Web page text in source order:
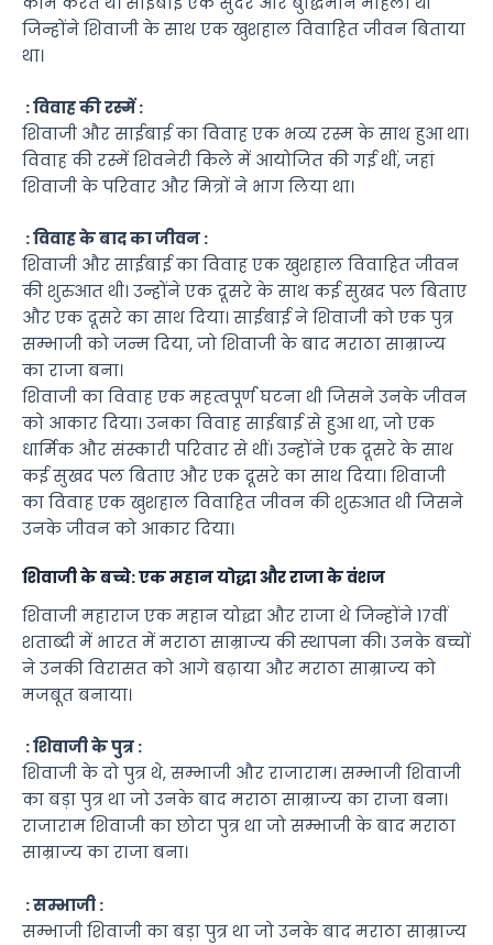
जिन्होंने शिवाजी के साथ एक खुशहाल विवाहित जीवन बिताया
था।
: विवाह की रस्में :
शिवाजी और साईबाई का विवाह एक भव्य रस्म के साथ हुआ था।
विवाह की रस्में शिवनेरी किले में आयोजित की गई थीं, जहां
शिवाजी के परिवार और मित्रों ने भाग लिया था।
: विवाह के बाद का जीवन :
शिवाजी और साईबाई का विवाह एक खुशहाल विवाहित जीवन
की शुरुआत थी। उन्होंने एक दूसरे के साथ कई सुखद पल बिताए
और एक दूसरे का साथ दिया। साईबाई ने शिवाजी को एक पुत्र
सम्भाजी को जन्म दिया, जो शिवाजी के बाद मराठा साम्राज्य
का राजा बना।
शिवाजी का विवाह एक महत्वपूर्ण घटना थी जिसने उनके जीवन
को आकार दिया। उनका विवाह साईबाई से हुआ था, जो एक
धार्मिक और संस्कारी परिवार से थीं। उन्होंने एक दूसरे के साथ
कई सुखद पल बिताए और एक दूसरे का साथ दिया। शिवाजी
का विवाह एक खुशहाल विवाहित जीवन की शुरुआत थी जिसने
उनके जीवन को आकार दिया।
शिवाजी के बच्चे: एक महान योद्धा और राजा के वंशज
शिवाजी महाराज एक महान योद्धा और राजा थे जिन्होंने 17वीं
शताब्दी में भारत में मराठा साम्राज्य की स्थापना की। उनके बच्चों
ने उनकी विरासत को आगे बढ़ाया और मराठा साम्राज्य को
मजबूत बनाया।
: शिवाजी के पुत्र :
शिवाजी के दो पुत्र थे, सम्भाजी और राजाराम। सम्भाजी शिवाजी
का बड़ा पुत्र था जो उनके बाद मराठा साम्राज्य का राजा बना।
राजाराम शिवाजी का छोटा पुत्र था जो सम्भाजी के बाद मराठा
साम्राज्य का राजा बना।
: सम्भाजी :
सम्भाजी शिवाजी का बड़ा पुत्र था जो उनके बाद मराठा साम्राज्य